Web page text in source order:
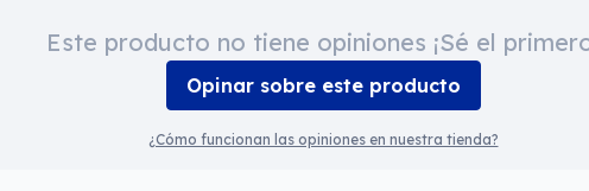
Este producto no tiene opiniones ¡Sé el
Opinar sobre este producto
¿Cómo funcionan las opiniones en nuestra tienda?